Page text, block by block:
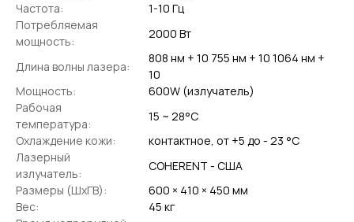
Частота:
1-10 Гц
Потребляемая
мощность:
2000 Вт
Длина волны лазера:
808 нм + 10 755 нм + 10 1064 нм +
10
Мощность:
600W (излучатель)
Рабочая
температура:
15 ~ 28°С
Охлаждение кожи:
контактное, от +5 до - 23 °С
Лазерный
излучатель:
COHERENT - США
Размеры (ШхГВ):
600 × 410 × 450 мм
Вес:
45 кг